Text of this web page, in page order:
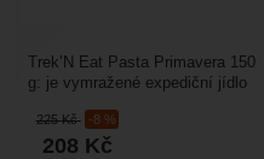
225Kč -8 %
208 Kč
Trek’N Eat Pasta Primavera 150
g: je vymražené expediční jídlo
s kompletním...